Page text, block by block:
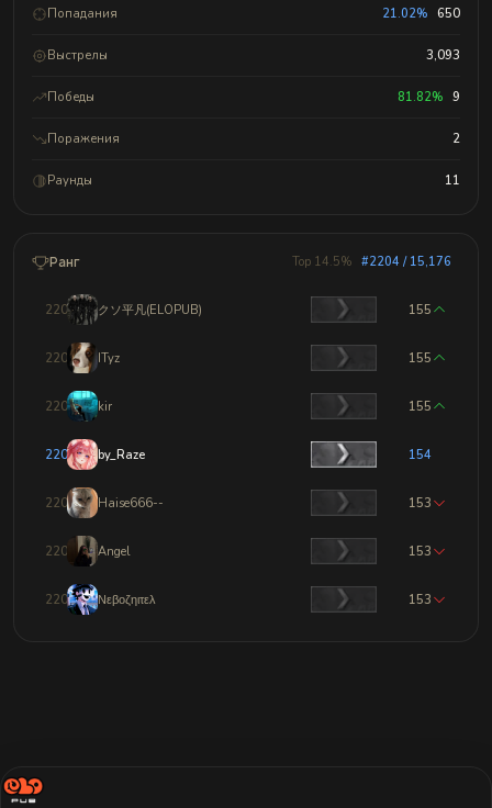
Попадания 21.02% 650
Выстрелы 3,093
Победы 81.82% 9
Поражения 2
Раунды 11
Ранг Top 14.5% #2204 / 15,176
2201 クソ平凡(ELOPUB) 155
2202 ITyz 155
2203 kir 155
2204 by_Raze 154
2205 Haise666-- 153
2206 Angel 153
2207 Νεβοζηιτελ 153